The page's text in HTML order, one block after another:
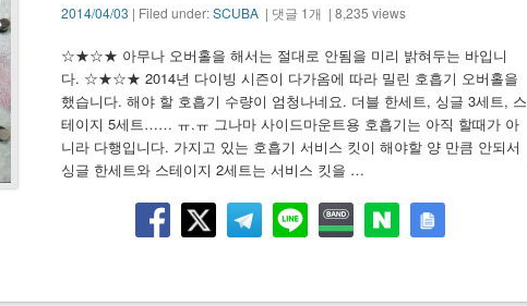
2014/04/03 | Filed under:SCUBA| 댓글 1개 | 8,235 views
☆★☆★ 아무나 오버홀을 해서는 절대로 안됨을 미리 밝혀두는 바입니
다. ☆★☆★ 2014년 다이빙 시즌이 다가옴에 따라 밀린 호흡기 오버홀을
했습니다. 해야 할 호흡기 수량이 엄청나네요. 더블 한세트, 싱글 3세트, 스
테이지 5세트…… ㅠ.ㅠ 그나마 사이드마운트용 호흡기는 아직 할때가 아
니라 다행입니다. 가지고 있는 호흡기 서비스 킷이 해야할 양 만큼 안되서
싱글 한세트와 스테이지 2세트는 서비스 킷을 …